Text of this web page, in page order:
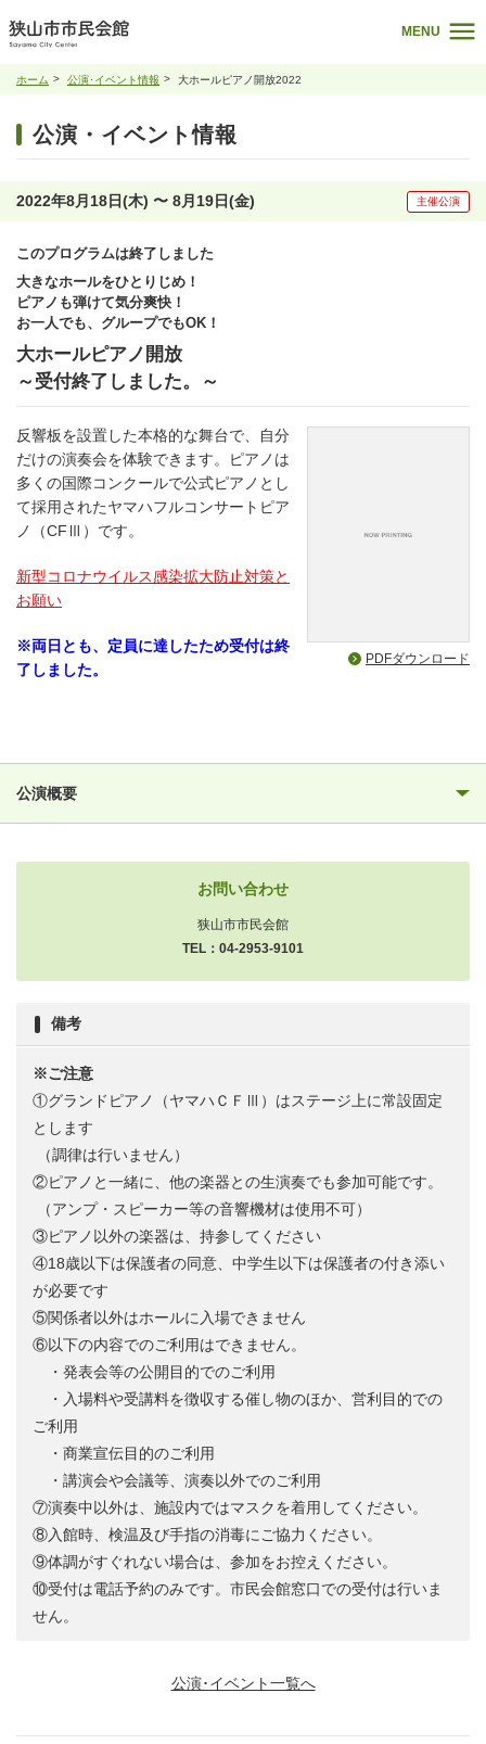
MENU
ホーム 公演･イベント情報 大ホールピアノ開放2022
公演・イベント情報
2022年8月18日(木) 〜 8月19日(金) 主催公演
このプログラムは終了しました
大きなホールをひとりじめ！
ピアノも弾けて気分爽快！
お一人でも、グループでもOK！
大ホールピアノ開放
～受付終了しました。～
反響板を設置した本格的な舞台で、自分
だけの演奏会を体験できます。ピアノは
多くの国際コンクールで公式ピアノとし
て採用されたヤマハフルコンサートピア
ノ（CFⅢ）です。
新型コロナウイルス感染拡大防止対策と
お願い
※両日とも、定員に達したため受付は終
了しました。
PDFダウンロード
公演概要
お問い合わせ
狭山市市民会館
TEL：04-2953-9101
備考
※ご注意
①グランドピアノ（ヤマハＣＦⅢ）はステージ上に常設固定
とします
（調律は行いません）
②ピアノと一緒に、他の楽器との生演奏でも参加可能です。
（アンプ・スピーカー等の音響機材は使用不可）
③ピアノ以外の楽器は、持参してください
④18歳以下は保護者の同意、中学生以下は保護者の付き添い
が必要です
⑤関係者以外はホールに入場できません
⑥以下の内容でのご利用はできません。
・発表会等の公開目的でのご利用
・入場料や受講料を徴収する催し物のほか、営利目的での
ご利用
・商業宣伝目的のご利用
・講演会や会議等、演奏以外でのご利用
⑦演奏中以外は、施設内ではマスクを着用してください。
⑧入館時、検温及び手指の消毒にご協力ください。
⑨体調がすぐれない場合は、参加をお控えください。
⑩受付は電話予約のみです。市民会館窓口での受付は行いま
せん。
公演･イベント一覧へ